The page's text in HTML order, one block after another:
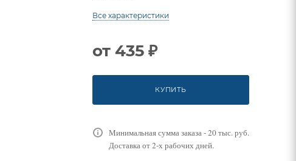
Все характеристики
от 435 ₽
КУПИТЬ
Минимальная сумма заказа - 20 тыс. руб.
Доставка от 2-х рабочих дней.